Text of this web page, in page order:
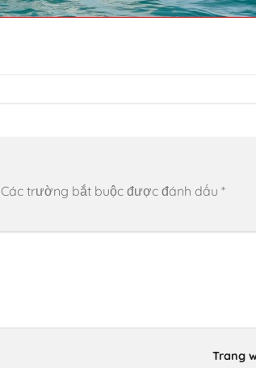
Các trường bắt buộc được đánh dấu *
Trang